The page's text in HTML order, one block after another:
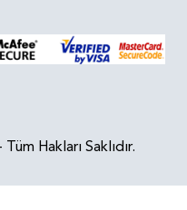
Hakları Saklıdır.